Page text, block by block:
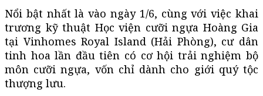
Nổi bật nhất là vào ngày 1/6, cùng với việc khai
trương kỹ thuật Học viện cưỡi ngựa Hoàng Gia
tại Vinhomes Royal Island (Hải Phòng), cư dân
tinh hoa lần đầu tiên có cơ hội trải nghiệm bộ
môn cưỡi ngựa, vốn chỉ dành cho giới quý tộc
thượng lưu.